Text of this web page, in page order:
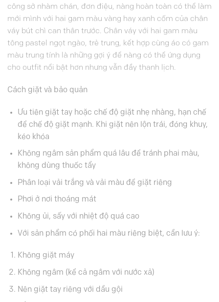
công sở nhàm chán, đơn điệu, nàng hoàn toàn có thể làm
mới mình với hai gam màu vàng hay xanh cốm của chân
váy bút chì can thân trước. Chân váy với hai gam màu
tông pastel ngọt ngào, trẻ trung, kết hợp cùng áo có gam
màu trung tính là những gợi ý để nàng có thể ứng dụng
cho outfit nổi bật hơn nhưng vẫn đầy thanh lịch.
Cách giặt và bảo quản
Ưu tiên giặt tay hoặc chế độ giặt nhẹ nhàng, hạn chế
để chế độ giặt mạnh. Khi giặt nên lộn trái, đóng khuy,
kéo khóa
Không ngâm sản phẩm quá lâu để tránh phai màu,
không dùng thuốc tẩy
Phân loại vải trắng và vải màu để giặt riêng
Phơi ở nơi thoáng mát
Không ủi, sấy với nhiệt độ quá cao
Với sản phẩm có phối hai màu riêng biệt, cần lưu ý:
Không giặt máy
Không ngâm (kể cả ngâm với nước xả)
Nên giặt tay riêng với dầu gội